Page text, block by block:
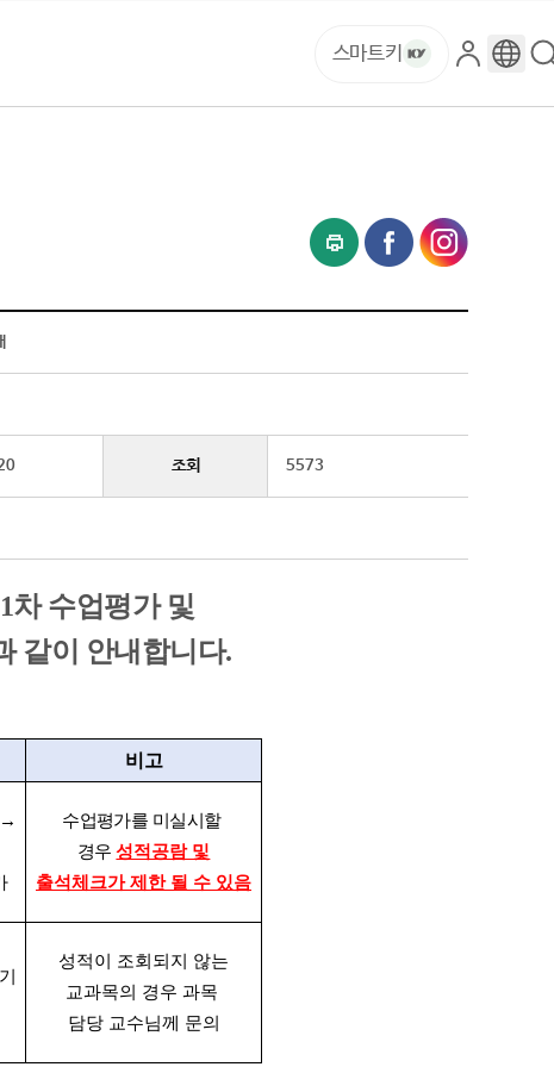
스마트키
로
구
조회 5573
차 수업평가 및
같이 안내합니다.
비고
수업평가를 미실시할
경우 성적공람 및
출석체크가제한 될 수 있음
성적이 조회되지 않는
교과목의 경우 과목
담당 교수님께 문의